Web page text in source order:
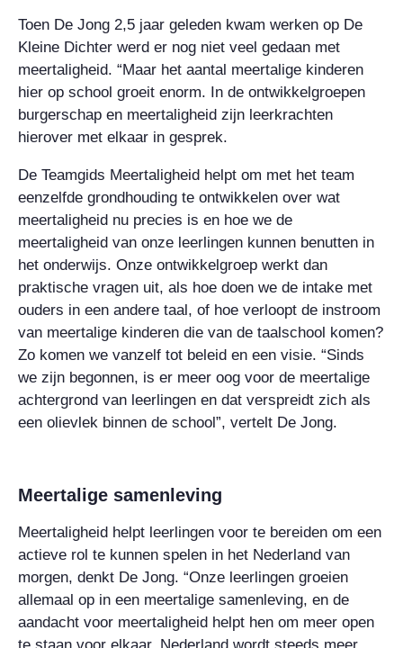
Toen De Jong 2,5 jaar geleden kwam werken op De
Kleine Dichter werd er nog niet veel gedaan met
meertaligheid. “Maar het aantal meertalige kinderen
hier op school groeit enorm. In de ontwikkelgroepen
burgerschap en meertaligheid zijn leerkrachten
hierover met elkaar in gesprek.
De Teamgids Meertaligheid helpt om met het team
eenzelfde grondhouding te ontwikkelen over wat
meertaligheid nu precies is en hoe we de
meertaligheid van onze leerlingen kunnen benutten in
het onderwijs. Onze ontwikkelgroep werkt dan
praktische vragen uit, als hoe doen we de intake met
ouders in een andere taal, of hoe verloopt de instroom
van meertalige kinderen die van de taalschool komen?
Zo komen we vanzelf tot beleid en een visie. “Sinds
we zijn begonnen, is er meer oog voor de meertalige
achtergrond van leerlingen en dat verspreidt zich als
een olievlek binnen de school”, vertelt De Jong.
Meertalige samenleving
Meertaligheid helpt leerlingen voor te bereiden om een
actieve rol te kunnen spelen in het Nederland van
morgen, denkt De Jong. “Onze leerlingen groeien
allemaal op in een meertalige samenleving, en de
aandacht voor meertaligheid helpt hen om meer open